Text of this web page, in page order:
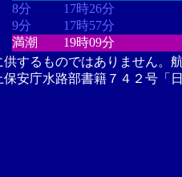
8分
17時26分
9分
17時57分
満潮
19時09分
するものではありません。
安庁水路部書籍７４２号「